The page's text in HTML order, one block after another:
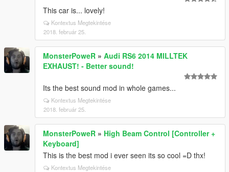
This car is... lovely!
Kontextus Megtekintése
2018. február 25.
MonsterPoweR » Audi RS6 2014 MILLTEK
EXHAUST! - Better sound!
Its the best sound mod in whole games...
Kontextus Megtekintése
2018. február 25.
MonsterPoweR » High Beam Control [Controller +
Keyboard]
This is the best mod i ever seen its so cool =D thx!
Kontextus Megtekintése